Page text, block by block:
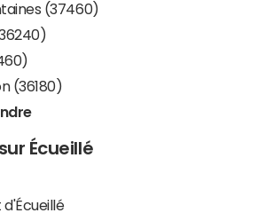
(37460)
(36180)
Écueillé